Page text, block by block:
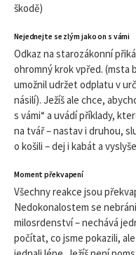
škodě)
Nejednejte se zlým jako on s vámi
Odkaz na starozákonní
ohromný krok vpřed. (msta
umožnil udržet odplatu v
násilí). Ježíš ale chce,
s vámi“ a uvádí příklady,
na tvář – nastav i druhou,
o košili – dej i kabát a
Moment překvapení
Všechny reakce jsou
Nedokonalostem se
milosrdenství – nechává
počítat, co jsme pokazili,